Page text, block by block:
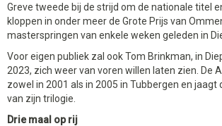
Greve tweede bij de strijd om de nationale titel
kloppen in onder meer de Grote Prijs van
masterspringen van enkele weken geleden in
Voor eigen publiek zal ook Tom Brinkman, in
2023, zich weer van voren willen laten zien. De
zowel in 2001 als in 2005 in Tubbergen en jaagt
van zijn trilogie.
Drie maal op rij